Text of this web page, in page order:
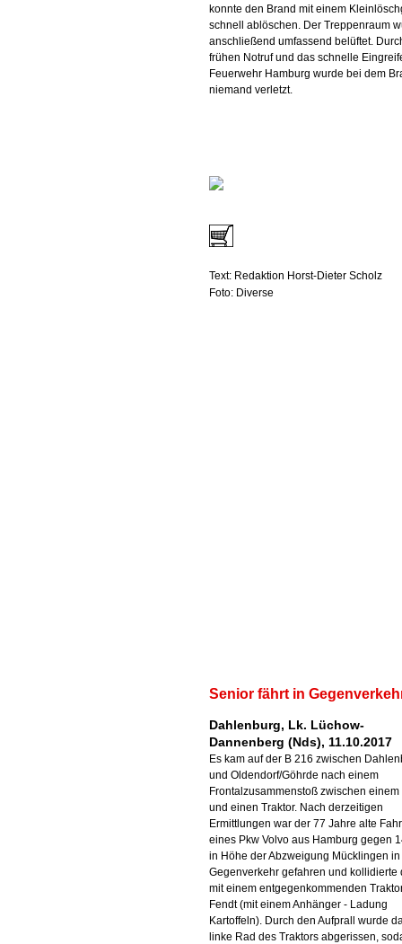
konnte den Brand mit einem
schnell ablöschen. Der Treppenraum
anschließend umfassend belüftet.
frühen Notruf und das schnelle
Feuerwehr Hamburg wurde bei dem
niemand verletzt.
Text: Redaktion Horst-Dieter Scholz
Foto: Diverse
Senior fährt in
Dahlenburg, Lk. Lüchow-
Dannenberg (Nds), 11.10.2017
Es kam auf der B 216 zwischen
und Oldendorf/Göhrde nach einem
Frontalzusammenstoß zwischen einem
und einen Traktor. Nach derzeitigen
Ermittlungen war der 77 Jahre alte
eines Pkw Volvo aus Hamburg gegen
in Höhe der Abzweigung Mücklingen
Gegenverkehr gefahren und kollidierte
mit einem entgegenkommenden
Fendt (mit einem Anhänger - Ladung
Kartoffeln). Durch den Aufprall wurde
linke Rad des Traktors abgerissen,